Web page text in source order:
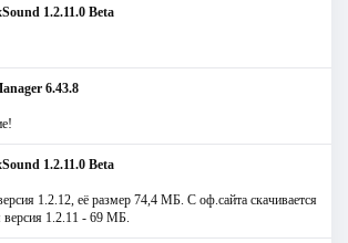
1.2.11.0 Beta
6.43.8
1.2.11.0 Beta
1.2.12, её размер 74,4 МБ. С оф.сайта скачивается
версия 1.2.11 - 69 МБ.